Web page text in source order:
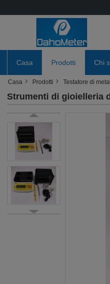
Casa Prodotti Chi
Casa Prodotti Testatore di
Strumenti di gioielleria